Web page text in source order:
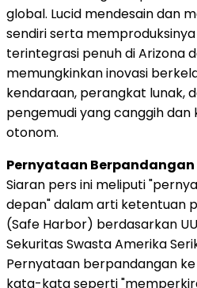
global. Lucid mendesain dan
sendiri serta
terintegrasi penuh di Arizona
memungkinkan inovasi
kendaraan, perangkat lunak,
pengemudi yang canggih dan
otonom.
Pernyataan Berpandangan
Siaran pers ini meliputi
depan" dalam arti ketentuan
(Safe Harbor) berdasarkan
Sekuritas Swasta Amerika
Pernyataan berpandangan
kata-kata seperti